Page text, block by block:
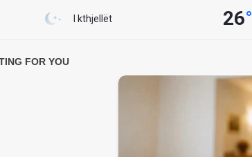
I kthjellët 26°